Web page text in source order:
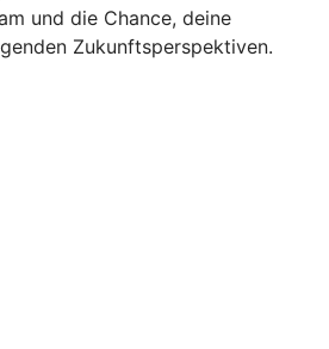
und die Chance, deine
Zukunftsperspektiven.